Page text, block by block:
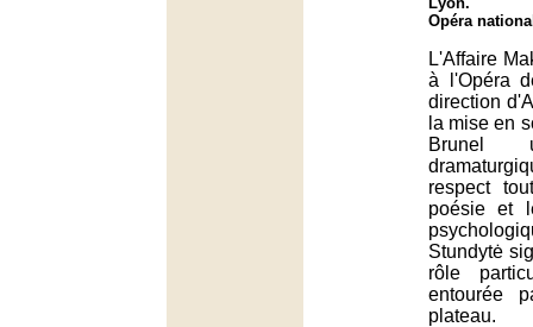
Opéra
L'Affaire
à l'Opéra
direction
la mise en
Brunel
respect
poésie et
Stundytė
rôle
entourée
plateau.